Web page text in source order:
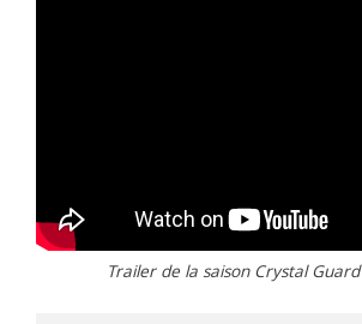
Trailer de la saison Crystal